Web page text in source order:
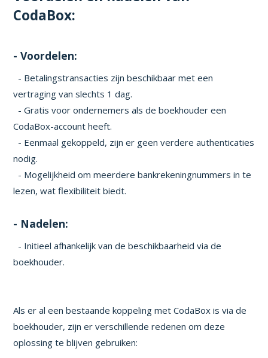
CodaBox:
- Voordelen:
- Betalingstransacties zijn beschikbaar met een
vertraging van slechts 1 dag.
- Gratis voor ondernemers als de boekhouder een
CodaBox-account heeft.
- Eenmaal gekoppeld, zijn er geen verdere authenticaties
nodig.
- Mogelijkheid om meerdere bankrekeningnummers in te
lezen, wat flexibiliteit biedt.
- Nadelen:
- Initieel afhankelijk van de beschikbaarheid via de
boekhouder.
Als er al een bestaande koppeling met CodaBox is via de
boekhouder, zijn er verschillende redenen om deze
oplossing te blijven gebruiken: